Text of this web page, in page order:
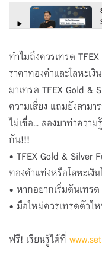
6
7
8
9
ทำไมถึงควรเทรด
ราคาทองคำและโลหะเ
มาเทรด TFEX Gold
ความเสี่ยง แถมยังสามา
ไม่เชื่อ... ลองมาทำควา
กัน!!!
• TFEX Gold & Silver
ทองคำแท่งหรือโลหะเงิ
• หากอยากเริ่มต้นเทร
• มือใหม่ควรเทรดตัวไ
ฟรี! เรียนรู้ได้ที่